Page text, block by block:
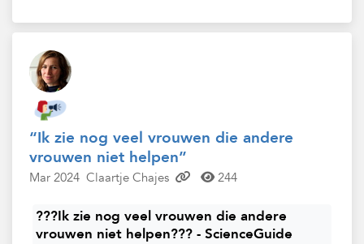
“Ik zie nog veel vrouwen die andere
vrouwen niet helpen”
Mar 2024 Claartje Chajes 244
???Ik zie nog veel vrouwen die andere
vrouwen niet helpen??? - ScienceGuide